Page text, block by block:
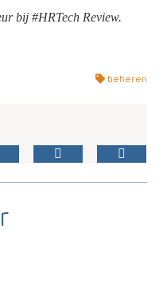
bij #HRTech Review.
beheren